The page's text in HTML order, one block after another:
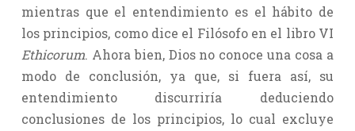
mientras que el entendimiento es el hábito de
los principios, como dice el Filósofo en el libro VI
Ethicorum. Ahora bien, Dios no conoce una cosa a
modo de conclusión, ya que, si fuera así, su
entendimiento discurriría deduciendo
conclusiones de los principios, lo cual excluye